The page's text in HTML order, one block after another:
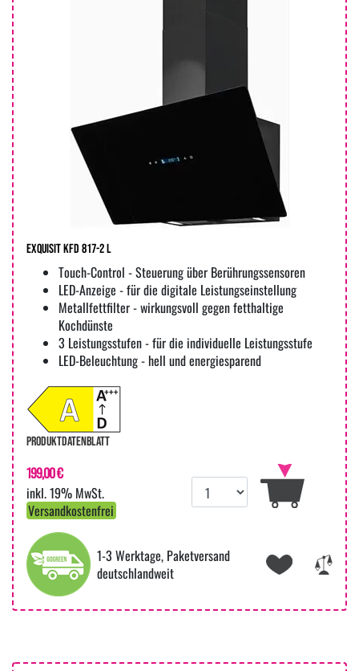
Exquisit KFD 817-2 L
Touch-Control - Steuerung über Berührungssensoren
LED-Anzeige - für die digitale Leistungseinstellung
Metallfettfilter - wirkungsvoll gegen fetthaltige
Kochdünste
3 Leistungsstufen - für die individuelle Leistungsstufe
LED-Beleuchtung - hell und energiesparend
PRODUKTDATENBLATT
199,00 €
inkl. 19% MwSt.
Versandkostenfrei
1-3 Werktage, Paketversand
deutschlandweit